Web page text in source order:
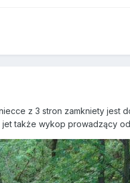
z 3 stron zamkniety jest
także wykop prowadzący